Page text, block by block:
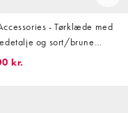
- Tørklæde med
og sort/brune
kr.